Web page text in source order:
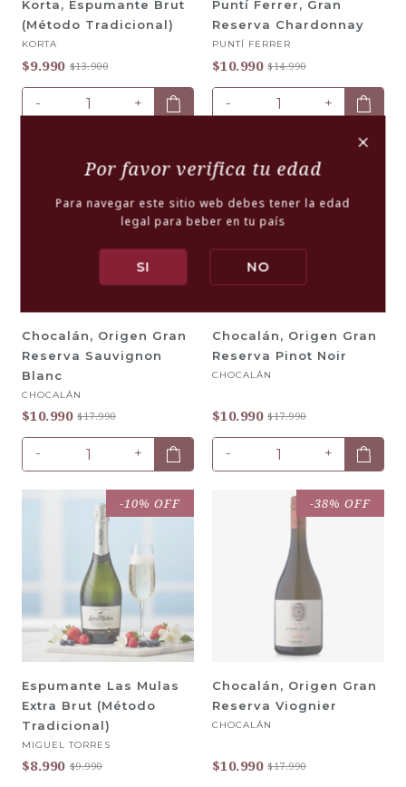
Korta, Espumante Brut
(Método Tradicional)
KORTA
$9.990 $13.900
+
-
Puntí Ferrer, Gran
Reserva Chardonnay
PUNTÍ FERRER
$10.990 $14.990
+
-
Chocalán, Origen Gran
Reserva Sauvignon
Blanc
CHOCALÁN
$10.990 $17.990
+
-
-38% OFF
Chocalán, Origen Gran
Reserva Pinot Noir
CHOCALÁN
$10.990 $17.990
+
-
-10% OFF
Espumante Las Mulas
Extra Brut (Método
Tradicional)
MIGUEL TORRES
$8.990 $9.990
-38% OFF
Chocalán, Origen Gran
Reserva Viognier
CHOCALÁN
$10.990 $17.990
+
Por favor verifica tu edad
Para navegar este sitio web debes tener la edad
legal para beber en tu país
SI NO